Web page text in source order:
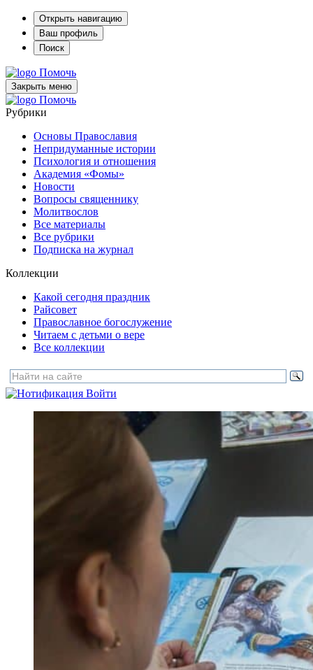
Открыть навигацию
Ваш профиль
Поиск
Помочь
Закрыть меню
Помочь
Рубрики
Основы Православия
Непридуманные истории
Психология и отношения
Академия «Фомы»
Новости
Вопросы священнику
Молитвослов
Все материалы
Все рубрики
Подписка на журнал
Коллекции
Какой сегодня праздник
Райсовет
Православное богослужение
Читаем с детьми о вере
Все коллекции
Войти